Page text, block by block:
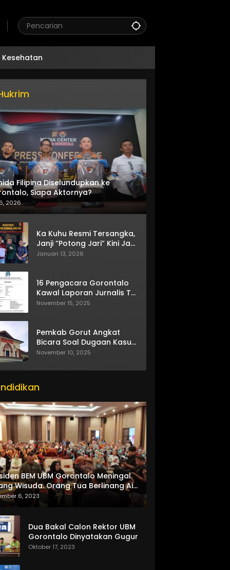
Kesehatan
Filipina Diselundupkan ke
Siapa Aktornya?
2026
Ka Kuhu Resmi Tersangka,
Janji “Potong Jari” Kini Jadi
Bumerang
Januari 13, 2026
16 Pengacara Gorontalo
Kawal Laporan Jurnalis TV
One
November 15, 2025
Pemkab Gorut Angkat
Bicara Soal Dugaan Kasus
Asusila Oknum ASN
November 10, 2025
BEM UBM Gorontalo Meningal
Wisuda. Orang Tua Berlinang Air
Menerima SKL dan Pemasangan
6, 2023
Dua Bakal Calon Rektor UBM
Gorontalo Dinyatakan Gugur
Oktober 17, 2023